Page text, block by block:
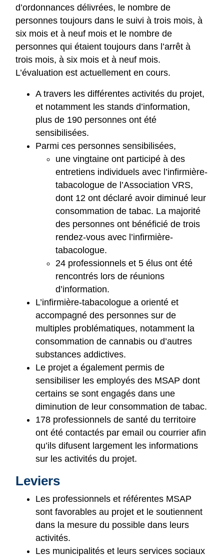
d’ordonnances délivrées, le nombre de
personnes toujours dans le suivi à trois mois, à
six mois et à neuf mois et le nombre de
personnes qui étaient toujours dans l’arrêt à
trois mois, à six mois et à neuf mois.
L’évaluation est actuellement en cours.
A travers les différentes activités du projet,
et notamment les stands d’information,
plus de 190 personnes ont été
sensibilisées.
Parmi ces personnes sensibilisées,
une vingtaine ont participé à des
entretiens individuels avec l’infirmière-
tabacologue de l’Association VRS,
dont 12 ont déclaré avoir diminué leur
consommation de tabac. La majorité
des personnes ont bénéficié de trois
rendez-vous avec l’infirmière-
tabacologue.
24 professionnels et 5 élus ont été
rencontrés lors de réunions
d’information.
L’infirmière-tabacologue a orienté et
accompagné des personnes sur de
multiples problématiques, notamment la
consommation de cannabis ou d’autres
substances addictives.
Le projet a également permis de
sensibiliser les employés des MSAP dont
certains se sont engagés dans une
diminution de leur consommation de tabac.
178 professionnels de santé du territoire
ont été contactés par email ou courrier afin
qu’ils difusent largement les informations
sur les activités du projet.
Leviers
Les professionnels et référentes MSAP
sont favorables au projet et le soutiennent
dans la mesure du possible dans leurs
activités.
Les municipalités et leurs services sociaux